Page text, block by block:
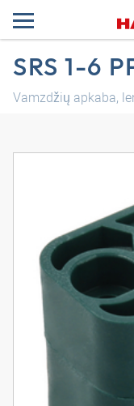
SRS 1-6
Vamzdžių apkaba,